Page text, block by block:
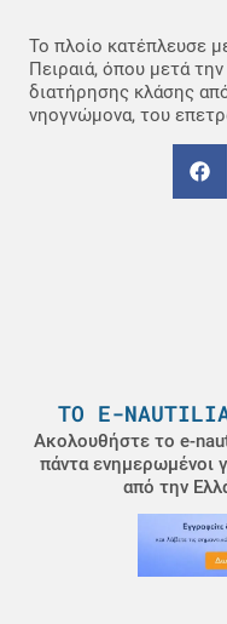
Το πλοίο κατέπλευσε
Πειραιά, όπου μετά
διατήρησης κλάσης
νηογνώμονα, του
ΤΟ E-
Ακολουθήστε το e-
πάντα ενημερωμένοι
από την